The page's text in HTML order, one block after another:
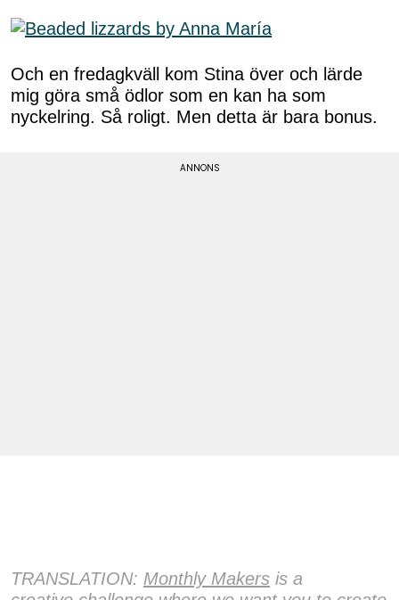
Och en fredagkväll kom Stina över och lärde
mig göra små ödlor som en kan ha som
nyckelring. Så roligt. Men detta är bara bonus.
TRANSLATION: Monthly Makers is a